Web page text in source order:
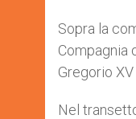
Sopra la
Compagnia
Gregorio
Nel